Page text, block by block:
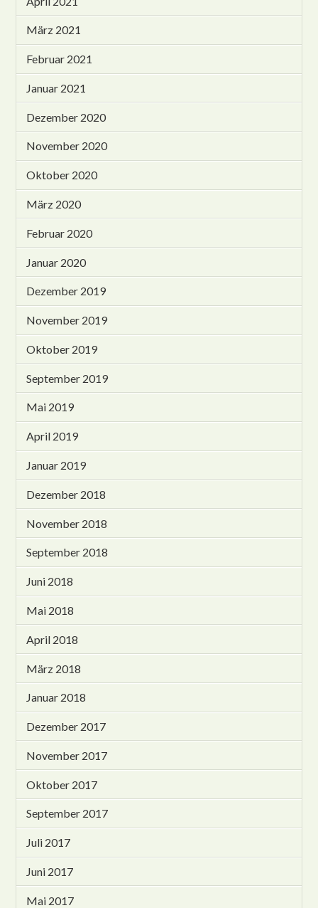
März 2021
Februar 2021
Januar 2021
Dezember 2020
November 2020
Oktober 2020
März 2020
Februar 2020
Januar 2020
Dezember 2019
November 2019
Oktober 2019
September 2019
Mai 2019
April 2019
Januar 2019
Dezember 2018
November 2018
September 2018
Juni 2018
Mai 2018
April 2018
März 2018
Januar 2018
Dezember 2017
November 2017
Oktober 2017
September 2017
Juli 2017
Juni 2017
Mai 2017